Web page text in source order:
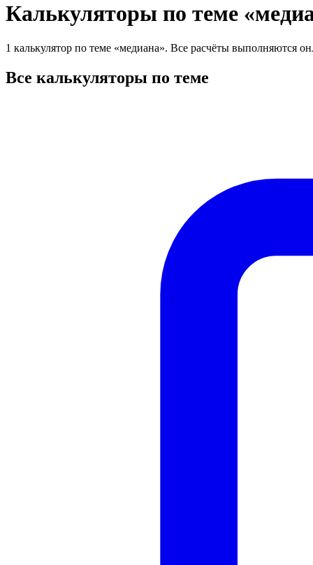
Калькуляторы по теме
1 калькулятор по теме «медиана». Все расчёты выполняются
Все калькуляторы по теме